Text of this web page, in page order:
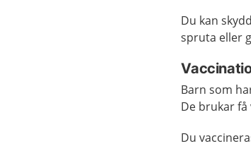
Du kan
spruta eller
Barn som
De brukar
Du